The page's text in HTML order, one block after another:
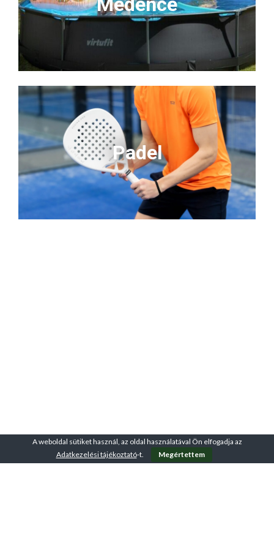
Padel
A weboldal sütiket használ, az oldal használatával Ön elfogadja az
Adatkezelési tájékoztató-t. Megértettem